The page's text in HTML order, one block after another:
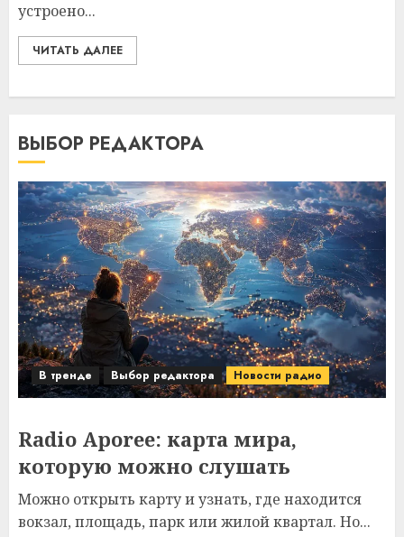
устроено...
ЧИТАТЬ ДАЛЕЕ
ВЫБОР РЕДАКТОРА
В тренде Выбор редактора Новости радио
Radio Aporee: карта мира,
которую можно слушать
Можно открыть карту и узнать, где находится
вокзал, площадь, парк или жилой квартал. Но...